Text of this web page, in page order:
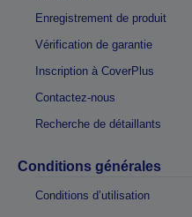
Enregistrement de produit
Vérification de garantie
Inscription à CoverPlus
Contactez-nous
Recherche de détaillants
Conditions générales
Conditions d’utilisation